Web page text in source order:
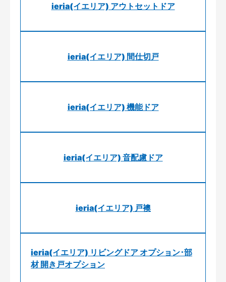
ieria(イエリア) アウトセットドア
ieria(イエリア) 間仕切戸
ieria(イエリア) 機能ドア
ieria(イエリア) 音配慮ドア
ieria(イエリア) 戸襖
ieria(イエリア) リビングドア オプション･部
材 開き戸オプション